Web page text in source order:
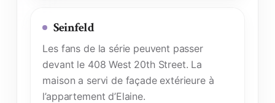
Seinfeld
Les fans de la série peuvent passer
devant le 408 West 20th Street. La
maison a servi de façade extérieure à
l’appartement d’Elaine.